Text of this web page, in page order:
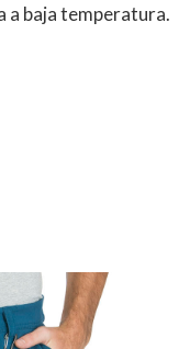
a baja temperatura.